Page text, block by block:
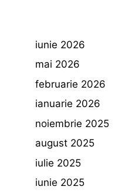
iunie 2026
mai 2026
februarie 2026
ianuarie 2026
noiembrie 2025
august 2025
iulie 2025
iunie 2025